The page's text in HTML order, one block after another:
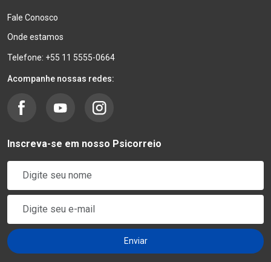
Fale Conosco
Onde estamos
Telefone: +55 11 5555-0664
Acompanhe nossas redes:
Inscreva-se em nosso Psicorreio